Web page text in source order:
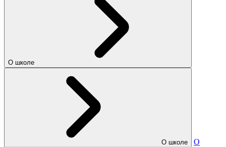
О школе
О школе
О